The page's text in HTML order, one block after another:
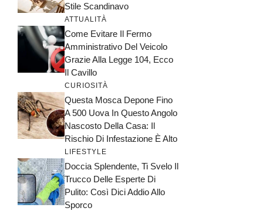
Stile Scandinavo
ATTUALITÀ
Come Evitare Il Fermo
Amministrativo Del Veicolo
Grazie Alla Legge 104, Ecco
Il Cavillo
CURIOSITÀ
Questa Mosca Depone Fino
A 500 Uova In Questo Angolo
Nascosto Della Casa: Il
Rischio Di Infestazione È Alto
LIFESTYLE
Doccia Splendente, Ti Svelo Il
Trucco Delle Esperte Di
Pulito: Così Dici Addio Allo
Sporco